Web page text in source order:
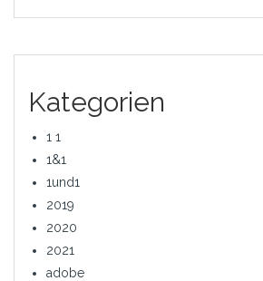
Kategorien
1 1
1&1
1und1
2019
2020
2021
adobe